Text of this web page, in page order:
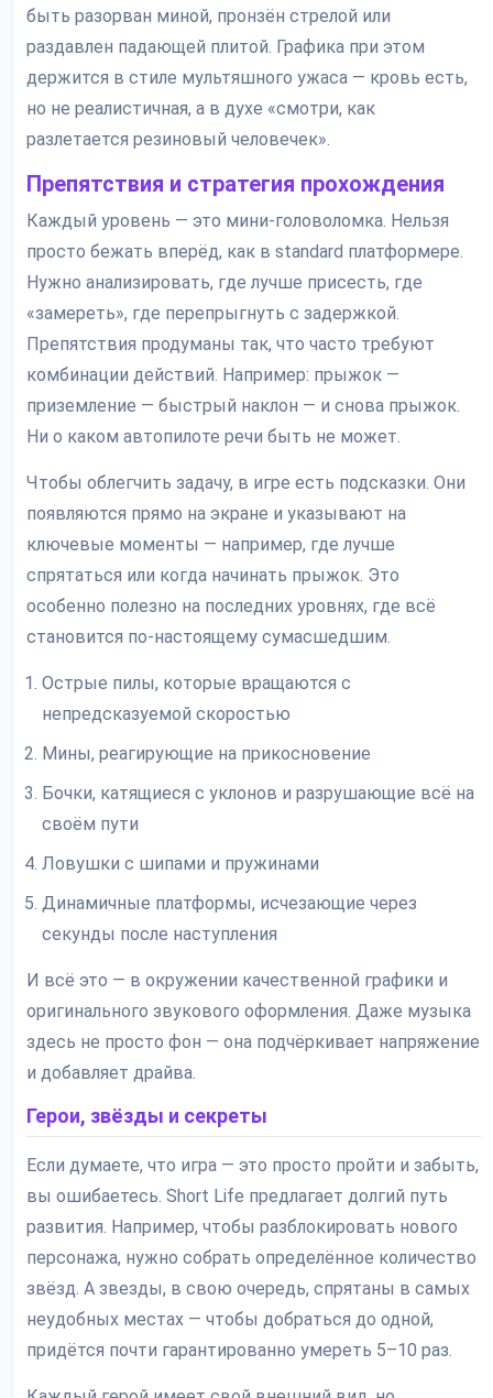
быть разорван миной, пронзён стрелой или
раздавлен падающей плитой. Графика при этом
держится в стиле мультяшного ужаса — кровь есть,
но не реалистичная, а в духе «смотри, как
разлетается резиновый человечек».
Препятствия и стратегия прохождения
Каждый уровень — это мини-головоломка. Нельзя
просто бежать вперёд, как в standard платформере.
Нужно анализировать, где лучше присесть, где
«замереть», где перепрыгнуть с задержкой.
Препятствия продуманы так, что часто требуют
комбинации действий. Например: прыжок —
приземление — быстрый наклон — и снова прыжок.
Ни о каком автопилоте речи быть не может.
Чтобы облегчить задачу, в игре есть подсказки. Они
появляются прямо на экране и указывают на
ключевые моменты — например, где лучше
спрятаться или когда начинать прыжок. Это
особенно полезно на последних уровнях, где всё
становится по-настоящему сумасшедшим.
Острые пилы, которые вращаются с
непредсказуемой скоростью
Мины, реагирующие на прикосновение
Бочки, катящиеся с уклонов и разрушающие всё на
своём пути
Ловушки с шипами и пружинами
Динамичные платформы, исчезающие через
секунды после наступления
И всё это — в окружении качественной графики и
оригинального звукового оформления. Даже музыка
здесь не просто фон — она подчёркивает напряжение
и добавляет драйва.
Герои, звёзды и секреты
Если думаете, что игра — это просто пройти и забыть,
вы ошибаетесь. Short Life предлагает долгий путь
развития. Например, чтобы разблокировать нового
персонажа, нужно собрать определённое количество
звёзд. А звезды, в свою очередь, спрятаны в самых
неудобных местах — чтобы добраться до одной,
придётся почти гарантированно умереть 5–10 раз.